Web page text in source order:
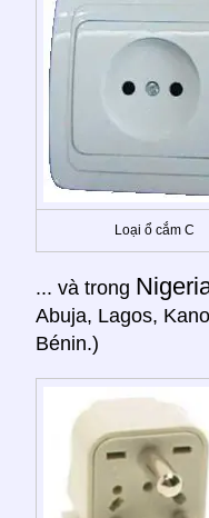
Loại ổ cắm C
... và trong
Abuja, Lagos,
Bénin.)